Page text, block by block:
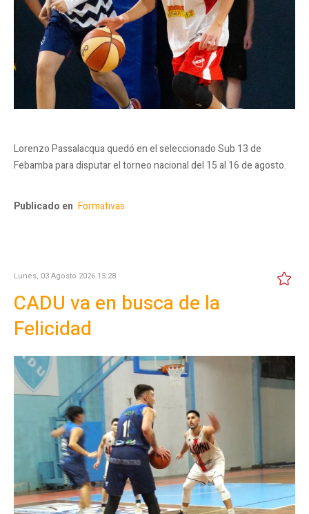
Lorenzo Passalacqua quedó en el seleccionado Sub 13 de
Febamba para disputar el torneo nacional del 15 al 16 de agosto.
Publicado en Formativas
Lunes, 03 Agosto 2026 15:28
CADU va en busca de la
Felicidad